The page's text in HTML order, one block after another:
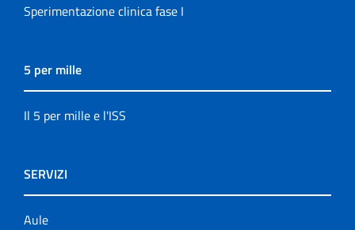
Sperimentazione clinica fase I
5 per mille
Il 5 per mille e l'ISS
SERVIZI
Aule